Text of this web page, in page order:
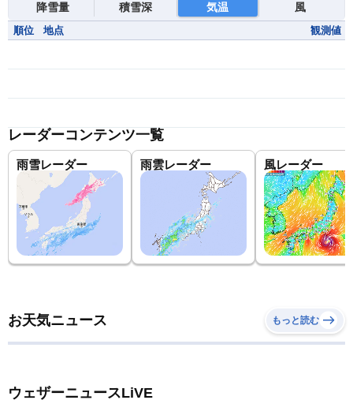
降雪量 積雪深 気温 風
順位 地点 観測値
レーダーコンテンツ一覧
雨雪レーダー 雨雲レーダー 風レーダー
お天気ニュース もっと読む
ウェザーニュースLiVE